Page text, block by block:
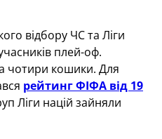
відбору ЧС та Ліги
плей-оф.
чотири кошики. Для
рейтинг ФІФА від 19
Ліги націй зайняли